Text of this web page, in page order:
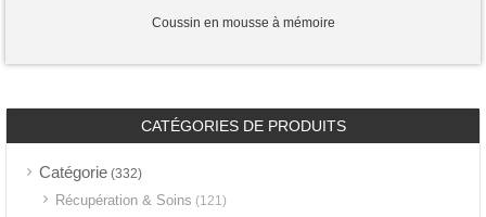
Coussin en mousse à mémoire
CATÉGORIES DE PRODUITS
Catégorie (332)
Récupération & Soins (121)